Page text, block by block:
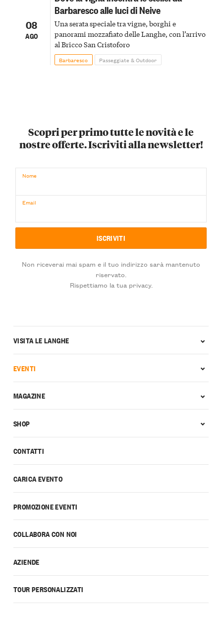
08
AGO
Barbaresco alle luci di Neive
Una serata speciale tra vigne, borghi e
panorami mozzafiato delle Langhe, con l’arrivo
al Bricco San Cristoforo
Barbaresco Passeggiate & Outdoor
Scopri per primo tutte le novità e le
nostre offerte. Iscriviti alla newsletter!
Nome
Email
Non riceverai mai spam e il tuo indirizzo sarà mantenuto
riservato.
Rispettiamo la tua privacy.
CONTATTI
CARICA EVENTO
PROMOZIONE EVENTI
COLLABORA CON NOI
AZIENDE
TOUR PERSONALIZZATI
VISITA LE LANGHE
EVENTI
MAGAZINE
SHOP